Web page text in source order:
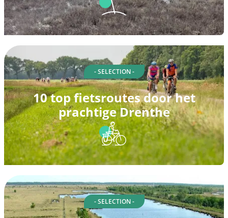
- SELECTION -
10 top fietsroutes door het
prachtige Drenthe
- SELECTION -